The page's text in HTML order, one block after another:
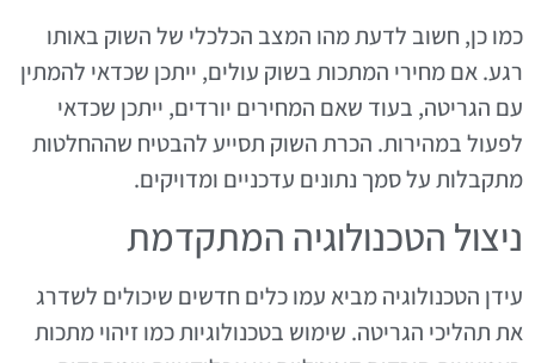
כמו כן, חשוב לדעת מהו המצב הכלכלי של השוק באותו
רגע. אם מחירי המתכות בשוק עולים, ייתכן שכדאי להמתין
עם הגריטה, בעוד שאם המחירים יורדים, ייתכן שכדאי
לפעול במהירות. הכרת השוק תסייע להבטיח שההחלטות
מתקבלות על סמך נתונים עדכניים ומדויקים.
ניצול הטכנולוגיה המתקדמת
עידן הטכנולוגיה מביא עמו כלים חדשים שיכולים לשדרג
את תהליכי הגריטה. שימוש בטכנולוגיות כמו זיהוי מתכות